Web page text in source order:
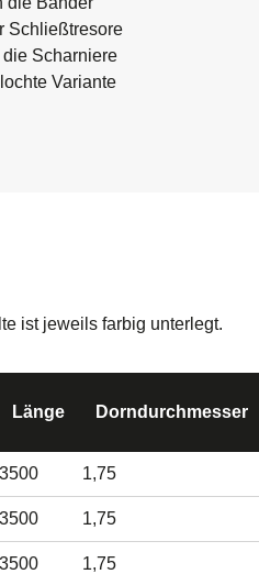
Schließtresore
Scharniere
Variante
ist jeweils farbig unterlegt.
Länge Dorndurchmesser
3500 1,75
3500 1,75
3500 1,75